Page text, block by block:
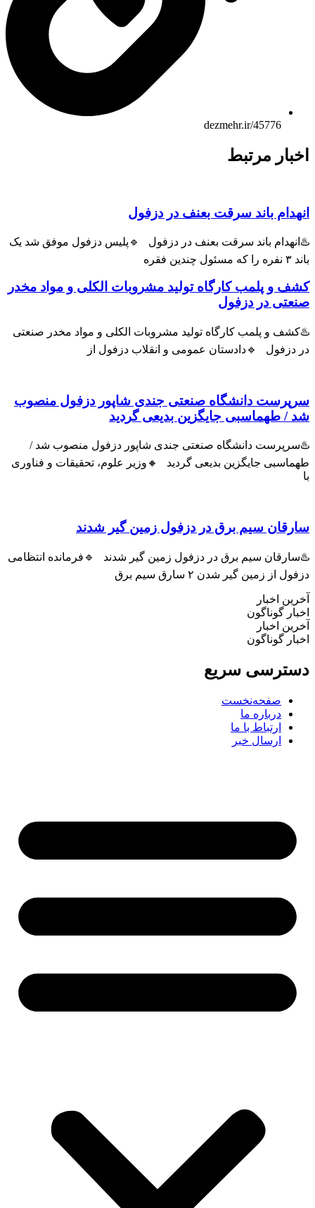
dezmehr.ir/45776
اخبار مرتبط
انهدام باند سرقت بعنف در دزفول
♨️انهدام باند سرقت بعنف در دزفول 🔹پلیس دزفول موفق شد یک
باند ۳ نفره را که مسئول چندین فقره
کشف و پلمب کارگاه تولید مشروبات الکلی و مواد مخدر
صنعتی در دزفول
♨️کشف و پلمب کارگاه تولید مشروبات الکلی و مواد مخدر صنعتی
در دزفول 🔹دادستان عمومی و انقلاب دزفول از
سرپرست دانشگاه صنعتی جندی شاپور دزفول منصوب
شد / طهماسبی جایگزین بدیعی گردید
♨️سرپرست دانشگاه صنعتی جندی شاپور دزفول منصوب شد /
طهماسبی جایگزین بدیعی گردید 🔸وزیر علوم، تحقیقات و فناوری
با
سارقان سیم برق در دزفول زمین گیر شدند
♨️سارقان سیم برق در دزفول زمین گیر شدند 🔹فرمانده انتظامی
دزفول از زمین گیر شدن ۲ سارق سیم برق
آخرین اخبار
اخبار گوناگون
آخرین اخبار
اخبار گوناگون
دسترسی سریع
صفحه‌نخست
درباره ما
ارتباط با ما
ارسال خبر